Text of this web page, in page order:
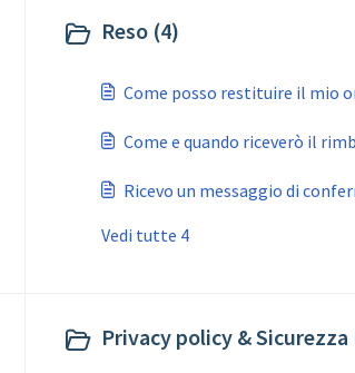
Reso (4)
Come posso restituire il mio
Come e quando riceverò il
Ricevo un messaggio di
Vedi tutte 4
Privacy policy & Sicurezza